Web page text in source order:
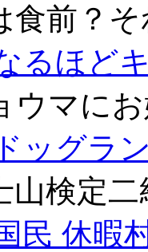
食前？
るほど
ウマに
ドッグラ
山検定二
民 休暇